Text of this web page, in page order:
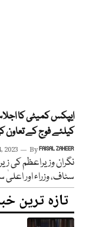
ایپکس کمیٹی کا
کیلئے فوج کے تعاون
2023 ByFAISAL ZAHEER
نگران وزیراعظم کی
سٹاف، وزراء اور
تازہ ترین